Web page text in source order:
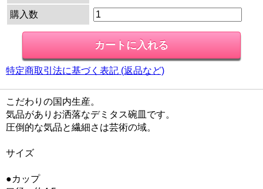
購入数
特定商取引法に基づく表記 (返品など)
こだわりの国内生産。
気品がありお洒落なデミタス碗皿です。
圧倒的な気品と繊細さは芸術の域。
サイズ
●カップ